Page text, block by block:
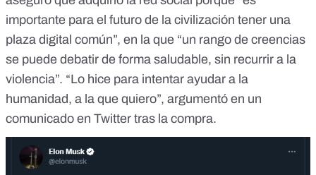
importante para el futuro de la civilización tener una
plaza digital común”, en la que “un rango de creencias
se puede debatir de forma saludable, sin recurrir a la
violencia”. “Lo hice para intentar ayudar a la
humanidad, a la que quiero”, argumentó en un
comunicado en Twitter tras la compra.